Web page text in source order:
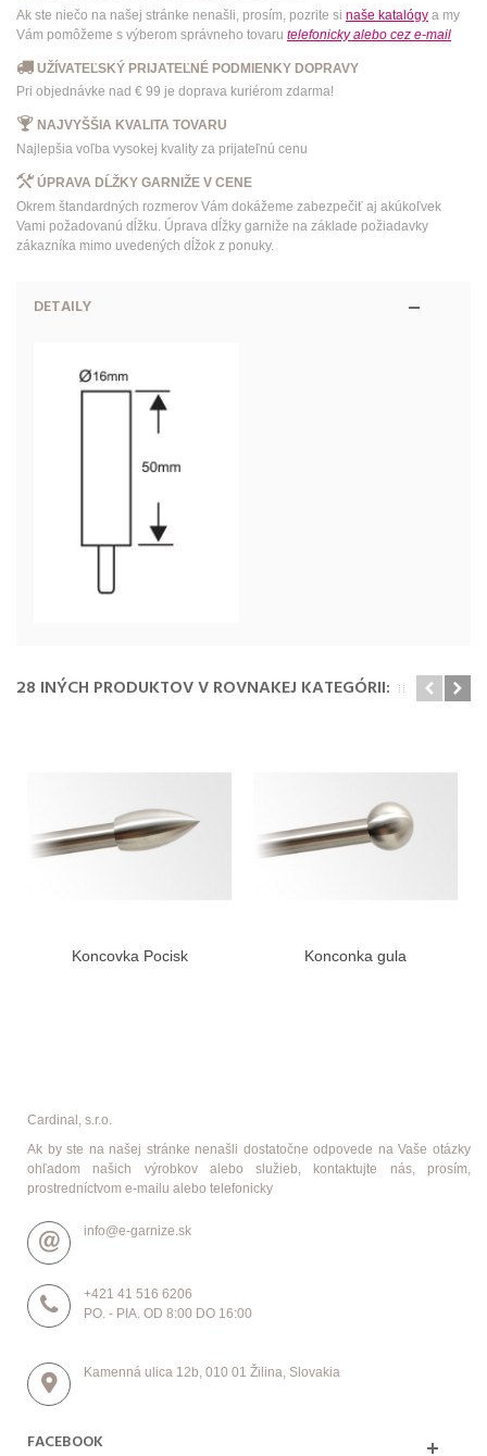
Ak ste niečo na našej stránke nenašli, prosím, pozrite si naše katalógy a my
Vám pomôžeme s výberom správneho tovaru telefonicky alebo cez e-mail
UŽÍVATEĽSKÝ PRIJATEĽNÉ PODMIENKY DOPRAVY
Pri objednávke nad € 99 je doprava kuriérom zdarma!
NAJVYŠŠIA KVALITA TOVARU
Najlepšia voľba vysokej kvality za prijateľnú cenu
ÚPRAVA DĹŽKY GARNIŽE V CENE
Okrem štandardných rozmerov Vám dokážeme zabezpečiť aj akúkoľvek
Vami požadovanú dĺžku. Úprava dĺžky garniže na základe požiadavky
zákazníka mimo uvedených dĺžok z ponuky.
DETAILY
28 INÝCH PRODUKTOV V ROVNAKEJ KATEGÓRII:
Koncovka Pocisk Konconka gula
Cardinal, s.r.o.
Ak by ste na našej stránke nenašli dostatočne odpovede na Vaše otázky
ohľadom našich výrobkov alebo služieb, kontaktujte nás, prosím,
prostredníctvom e-mailu alebo telefonicky
info@e-garnize.sk
+421 41 516 6206
PO. - PIA. OD 8:00 DO 16:00
Kamenná ulica 12b, 010 01 Žilina, Slovakia
FACEBOOK